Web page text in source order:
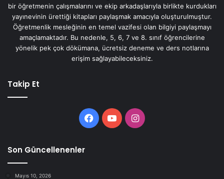
bir öğretmenin çalışmalarını ve ekip arkadaşlarıyla birlikte kurdukları
yayınevinin ürettiği kitapları paylaşmak amacıyla oluşturulmuştur.
Öğretmenlik mesleğinin en temel vazifesi olan bilgiyi paylaşmayı
amaçlamaktadır. Bu nedenle, 5, 6, 7 ve 8. sınıf öğrencilerine
yönelik pek çok dökümana, ücretsiz deneme ve ders notlarına
erişim sağlayabileceksiniz.
Takip Et
Facebook
YouTubeInstagram
Son Güncellenenler
Mayıs 10, 2026